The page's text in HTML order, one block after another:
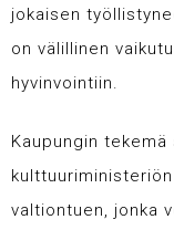
jokaisen
on välillinen
hyvinvointiin.
Kaupungin tekemä
valtiontuen, jonka